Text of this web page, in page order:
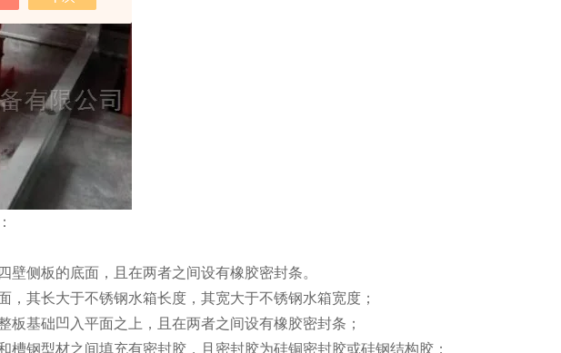
侧板的底面，且在两者之间设有橡胶密封条。
其长大于不锈钢水箱长度，其宽大于不锈钢水箱宽度；
基础凹入平面之上，且在两者之间设有橡胶密封条；
槽钢型材之间填充有密封胶，且密封胶为硅铜密封胶或硅钢结构胶；